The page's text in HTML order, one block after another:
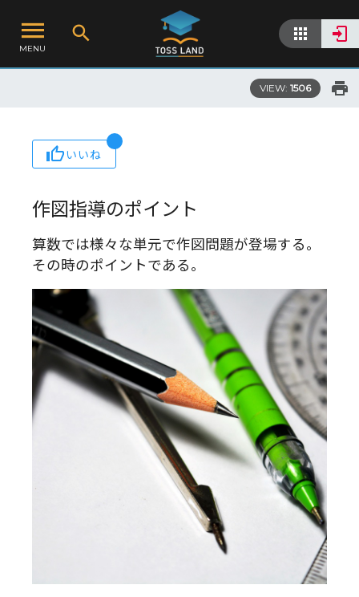
MENU
VIEW: 1506
いいね
作図指導のポイント
算数では様々な単元で作図問題が登場する。
その時のポイントである。